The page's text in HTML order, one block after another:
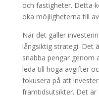
och fastigheter. Detta
öka möjligheterna till
När det gäller
långsiktig strategi. Det
snabba pengar genom
leda till höga avgifter
fokusera på att
framtidsutsikter. Det